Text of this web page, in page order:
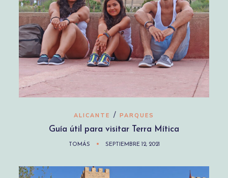
ALICANTE / PARQUES
Guía útil para visitar Terra Mítica
TOMÁS SEPTIEMBRE 12, 2021